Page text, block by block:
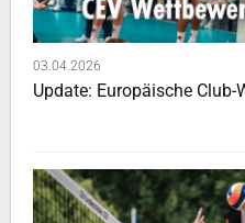
03.04.2026
Update: Europäische